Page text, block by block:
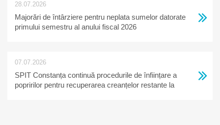
28.07.2026
Majorări de întârziere pentru neplata sumelor datorate
primului semestru al anului fiscal 2026
07.07.2026
SPIT Constanța continuă procedurile de înființare a
popririlor pentru recuperarea creanțelor restante la